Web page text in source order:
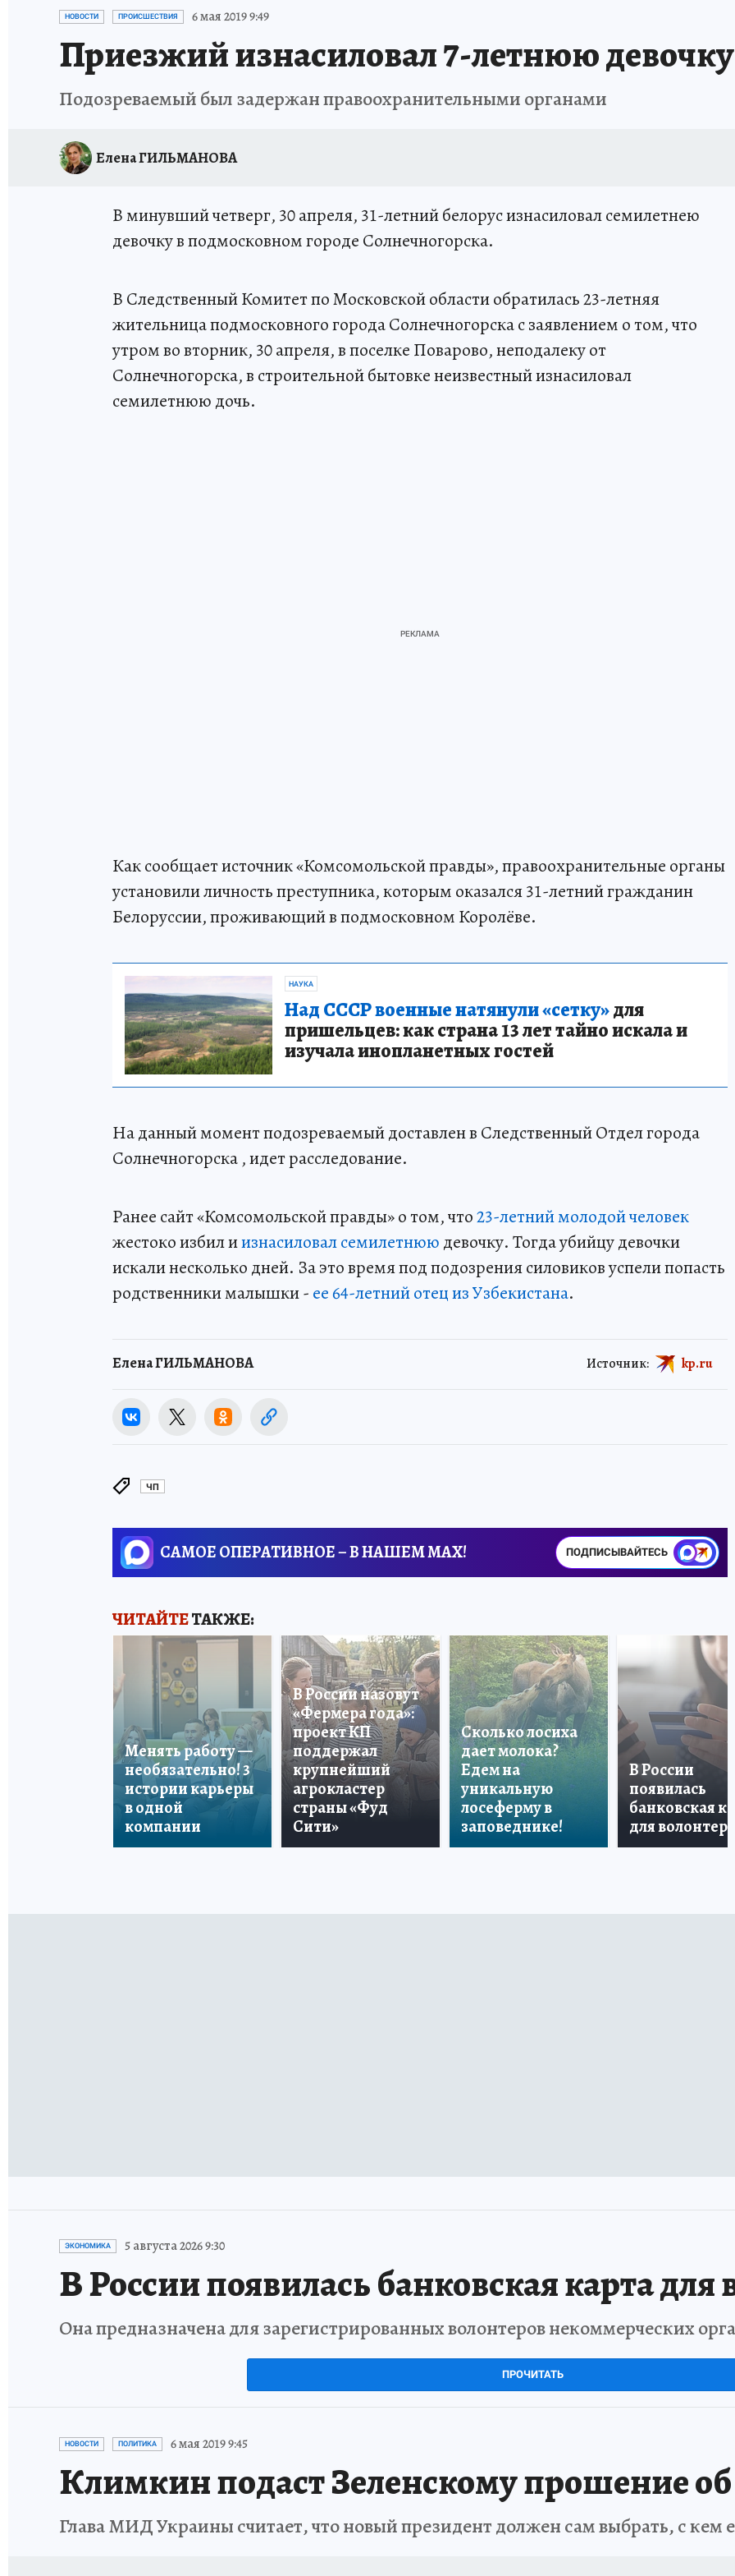
ИСПЫТАНО НА СЕБЕ
НОВОСТИ ПРОИСШЕСТВИЯ 6 мая 2019 9:49
Приезжий изнасиловал 7-летнюю
Подозреваемый был задержан правоохранительными органами
Елена ГИЛЬМАНОВА
В минувший четверг, 30 апреля, 31-летний белорус изнасиловал семилетнею
девочку в подмосковном городе Солнечногорска.
В Следственный Комитет по Московской области обратилась 23-летняя
жительница подмосковного города Солнечногорска с заявлением о том, что
утром во вторник, 30 апреля, в поселке Поварово, неподалеку от
Солнечногорска, в строительной бытовке неизвестный изнасиловал
семилетнюю дочь.
Как сообщает источник «Комсомольской правды», правоохранительные органы
установили личность преступника, которым оказался 31-летний гражданин
Белоруссии, проживающий в подмосковном Королёве.
НАУКА
Над СССР военные натянули «сетку»для
пришельцев: как страна 13 лет тайно искала и
изучала инопланетных гостей
На данный момент подозреваемый доставлен в Следственный Отдел города
Солнечногорска , идет расследование.
Ранее сайт «Комсомольской правды» о том, что23-летний молодой человек
жестоко избил иизнасиловал семилетнюю девочку. Тогда убийцу девочки
искали несколько дней. За это время под подозрения силовиков успели попасть
родственники малышки - ее 64-летний отец из Узбекистана.
Елена ГИЛЬМАНОВА Источник: kp.ru
ЧП
САМОЕ ОПЕРАТИВНОЕ – В НАШЕМ MAX! ПОДПИСЫВАЙТЕСЬ
ЧИТАЙТЕТАКЖЕ:
Менять работу —
необязательно! 3
истории карьеры
в одной
компании
В России назовут
«Фермера года»:
проект КП
поддержал
крупнейший
агрокластер
страны «Фуд
Сити»
Сколько лосиха
дает молока?
Едем на
уникальную
лосеферму в
заповеднике!
В России
появилась
банковская
для волонтеров
ЭКОНОМИКА 5 августа 2026 9:30
В России появилась банковская карта для
Она предназначена для зарегистрированных волонтеров некоммерческих
ПРОЧИТАТЬ
НОВОСТИ ПОЛИТИКА 6 мая 2019 9:45
Климкин подаст Зеленскому прошение об
Глава МИД Украины считает, что новый президент должен сам выбрать, с кем